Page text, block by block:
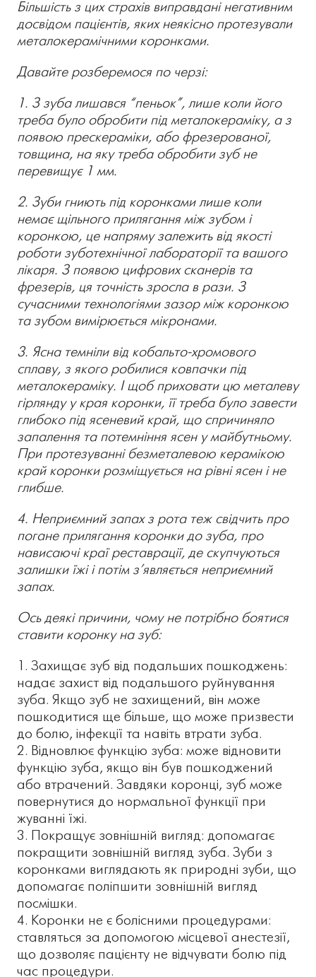
Більшість з цих страхів виправдані негативним
досвідом пацієнтів, яких неякісно протезували
металокерамічними коронками.
Давайте розберемося по черзі:
1. З зуба лишався “пеньок”, лише коли його
треба було обробити під металокераміку, а з
появою прескераміки, або фрезерованої,
товщина, на яку треба обробити зуб не
перевищує 1 мм.
2. Зуби гниють під коронками лише коли
немає щільного прилягання між зубом і
коронкою, це напряму залежить від якості
роботи зуботехнічної лабораторії та вашого
лікаря. З появою цифрових сканерів та
фрезерів, ця точність зросла в рази. З
сучасними технологіями зазор між коронкою
та зубом вимірюється мікронами.
3. Ясна темніли від кобальто-хромового
сплаву, з якого робилися ковпачки під
металокераміку. І щоб приховати цю металеву
гірлянду у края коронки, її треба було завести
глибоко під ясеневий край, що спричиняло
запалення та потемніння ясен у майбутньому.
При протезуванні безметалевою керамікою
край коронки розміщується на рівні ясен і не
глибше.
4. Неприємний запах з рота теж свідчить про
погане прилягання коронки до зуба, про
нависаючі краї реставрації, де скупчуються
залишки їжі і потім з’являється неприємний
запах.
Ось деякі причини, чому не потрібно боятися
ставити коронку на зуб:
Захищає зуб від подальших пошкоджень:
надає захист від подальшого руйнування
зуба. Якщо зуб не захищений, він може
пошкодитися ще більше, що може призвести
до болю, інфекції та навіть втрати зуба.
Відновлює функцію зуба: може відновити
функцію зуба, якщо він був пошкоджений
або втрачений. Завдяки коронці, зуб може
повернутися до нормальної функції при
жуванні їжі.
Покращує зовнішній вигляд: допомагає
покращити зовнішній вигляд зуба. Зуби з
коронками виглядають як природні зуби, що
допомагає поліпшити зовнішній вигляд
посмішки.
Коронки не є болісними процедурами:
ставляться за допомогою місцевої анестезії,
що дозволяє пацієнту не відчувати болю під
час процедури.